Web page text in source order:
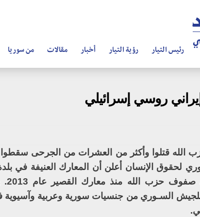
رئيس التيار رؤية التيار أخبار مقالات من سوريا
روسي إسرائيلي
من حزب الله قتلوا وأكثر من العشرات من الجرحى
لحقوق الإنسان أعلن أن المعارك العنيفة في
السـوري من جنسيات سورية وعربية وآسيوية